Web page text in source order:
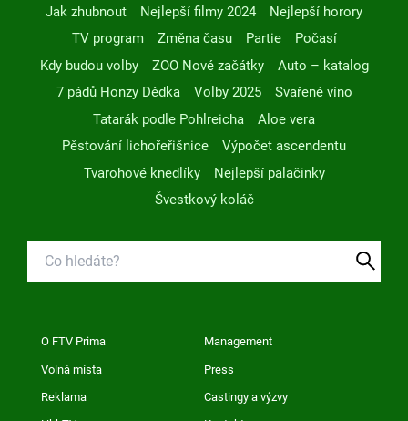
Jak zhubnout Nejlepší filmy 2024
Nejlepší horory
TV program
Změna času Partie
Počasí
Kdy budou volby
ZOO Nové začátky
Auto – katalog
7 pádů Honzy Dědka
Volby 2025
Svařené víno
Tatarák podle Pohlreicha
Aloe vera
Pěstování lichořeřišnice
Výpočet ascendentu
Tvarohové knedlíky
Nejlepší palačinky
Švestkový koláč
O FTV Prima Management
Volná místa Press
Reklama Castingy a výzvy